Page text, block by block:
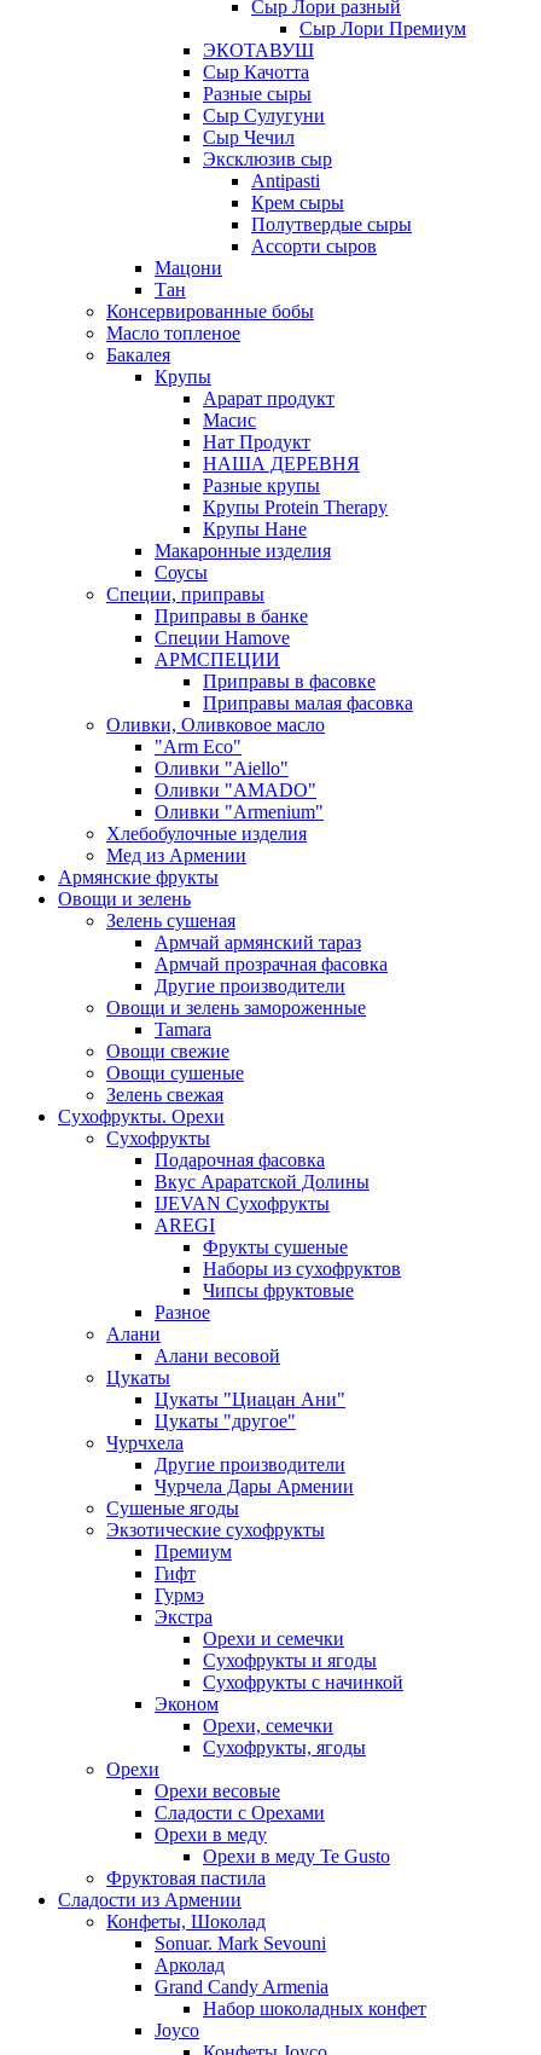
Сыр Лори разный
Сыр Лори Премиум
ЭКОТАВУШ
Сыр Качотта
Разные сыры
Сыр Сулугуни
Сыр Чечил
Эксклюзив сыр
Antipasti
Крем сыры
Полутвердые сыры
Ассорти сыров
Мацони
Тан
Консервированные бобы
Масло топленое
Бакалея
Крупы
Арарат продукт
Масис
Нат Продукт
НАША ДЕРЕВНЯ
Разные крупы
Крупы Protein Therapy
Крупы Нане
Макаронные изделия
Соусы
Специи, приправы
Приправы в банке
Специи Hamove
АРМСПЕЦИИ
Приправы в фасовке
Приправы малая фасовка
Оливки, Оливковое масло
"Arm Eco"
Оливки "Aiello"
Оливки "AMADO"
Оливки "Armenium"
Хлебобулочные изделия
Мед из Армении
Армянские фрукты
Овощи и зелень
Зелень сушеная
Армчай армянский тараз
Армчай прозрачная фасовка
Другие производители
Овощи и зелень замороженные
Tamara
Овощи свежие
Овощи сушеные
Зелень свежая
Сухофрукты. Орехи
Сухофрукты
Подарочная фасовка
Вкус Араратской Долины
IJEVAN Сухофрукты
AREGI
Фрукты сушеные
Наборы из сухофруктов
Чипсы фруктовые
Разное
Алани
Алани весовой
Цукаты
Цукаты "Циацан Ани"
Цукаты "другое"
Чурчхела
Другие производители
Чурчела Дары Армении
Сушеные ягоды
Экзотические сухофрукты
Премиум
Гифт
Гурмэ
Экстра
Орехи и семечки
Сухофрукты и ягоды
Сухофрукты с начинкой
Эконом
Орехи, семечки
Сухофрукты, ягоды
Орехи
Орехи весовые
Сладости с Орехами
Орехи в меду
Орехи в меду Te Gusto
Фруктовая пастила
Сладости из Армении
Конфеты, Шоколад
Sonuar. Mark Sevouni
Арколад
Grand Candy Armenia
Набор шоколадных конфет
Joyco